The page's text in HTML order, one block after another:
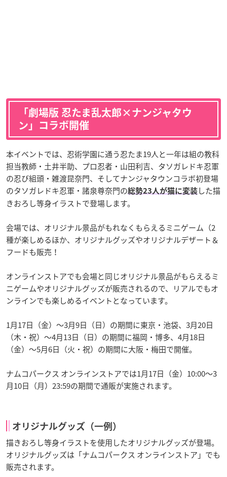
「劇場版 忍たま乱太郎×ナンジャタウ
ン」コラボ開催
本イベントでは、忍術学園に通う忍たま19人と一年は組の教科
担当教師・土井半助、プロ忍者・山田利吉、タソガレドキ忍軍
の忍び組頭・雑渡昆奈門、そしてナンジャタウンコラボ初登場
のタソガレドキ忍軍・諸泉尊奈門の総勢23人が猫に変装 した描
きおろし等身イラストで登場します。
会場では、オリジナル景品がもれなくもらえるミニゲーム（2
種が楽しめるほか、オリジナルグッズやオリジナルデザート＆
フードも販売！
オンラインストアでも会場と同じオリジナル景品がもらえるミ
ニゲームやオリジナルグッズが販売されるので、リアルでもオ
ンラインでも楽しめるイベントとなっています。
1月17日（金）～3月9日（日）の期間に東京・池袋、3月20日
（木・祝）～4月13日（日）の期間に福岡・博多、4月18日
（金）～5月6日（火・祝）の期間に大阪・梅田で開催。
ナムコパークス オンラインストアでは1月17日（金）10:00～3
月10日（月）23:59の期間で通販が実施されます。
オリジナルグッズ（一例）
描きおろし等身イラストを使用したオリジナルグッズが登場。
オリジナルグッズは「ナムコパークス オンラインストア」でも
販売されます。